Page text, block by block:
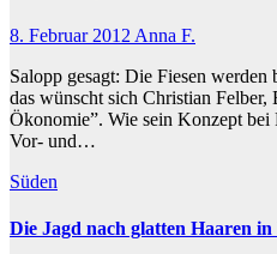
8. Februar 2012 Anna F.
Salopp gesagt: Die Fiesen
das wünscht sich Christian
Ökonomie”. Wie sein Konzept
Vor- und…
Süden
Die Jagd nach glatten Haaren